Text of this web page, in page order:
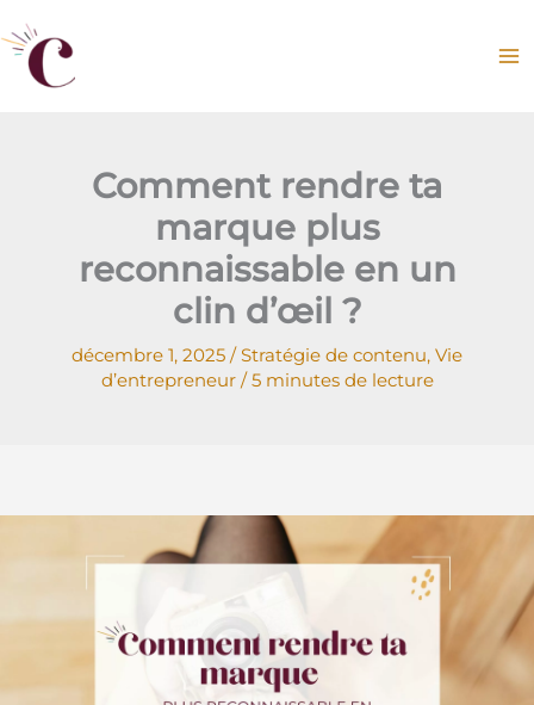
au
contenu
Comment rendre ta
marque plus
reconnaissable en un
clin d’œil ?
décembre 1, 2025 /Stratégie de contenu, Vie
d’entrepreneur/5 minutes de lecture